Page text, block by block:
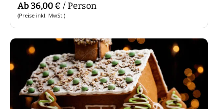
Ab 36,00 € / Person
(Preise inkl. MwSt.)